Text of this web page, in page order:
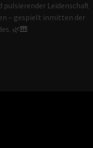
pulsierender Leidenschaft
– gespielt inmitten der
🌿🎹